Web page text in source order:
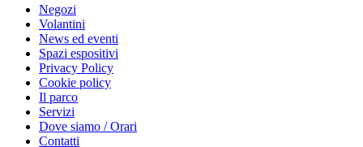
Negozi
Volantini
News ed eventi
Spazi espositivi
Privacy Policy
Cookie policy
Il parco
Servizi
Dove siamo / Orari
Contatti